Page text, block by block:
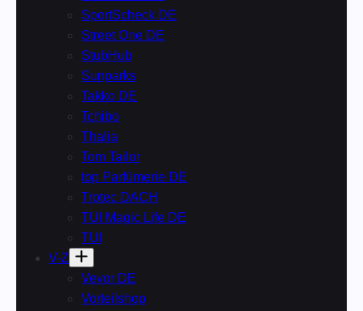
SportScheck DE
Street One DE
StubHub
Sunparks
Takko DE
Tchibo
Thalia
Tom Tailor
top Parfümerie DE
Trotec DACH
TUI Magic Life DE
TUI
V-Z
Vevor DE
Vorteilshop